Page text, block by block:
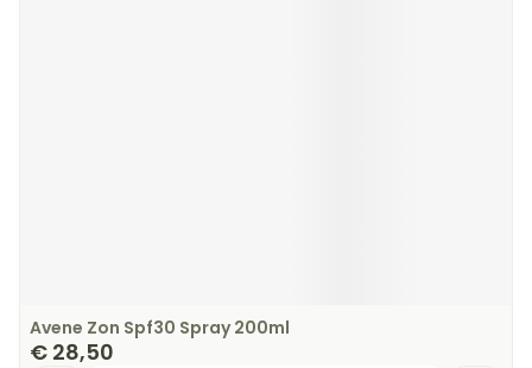
Avene Zon Spf30 Spray 200ml
€ 28,50